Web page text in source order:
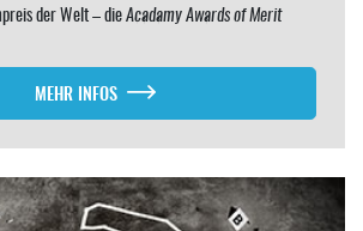
der Welt – dieAcadamy Awards of Merit
MEHR INFOS